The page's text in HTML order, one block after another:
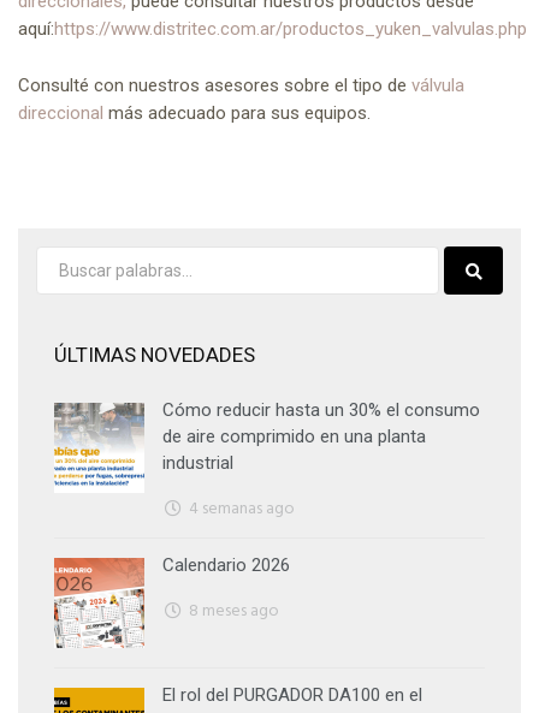
aquí:https://www.distritec.com.ar/productos_yuken_valvulas.php
Consulté con nuestros asesores sobre el tipo de válvula
direccional más adecuado para sus equipos.
ÚLTIMAS NOVEDADES
Cómo reducir hasta un 30% el consumo
de aire comprimido en una planta
industrial
4 semanas ago
Calendario 2026
8 meses ago
El rol del PURGADOR DA100 en el